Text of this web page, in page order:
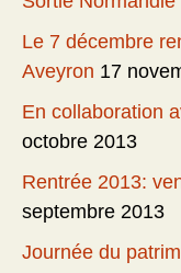
Le 7 décembre
Aveyron 17
En collaboration
octobre 2013
Rentrée 2013:
septembre 2013
Journée du